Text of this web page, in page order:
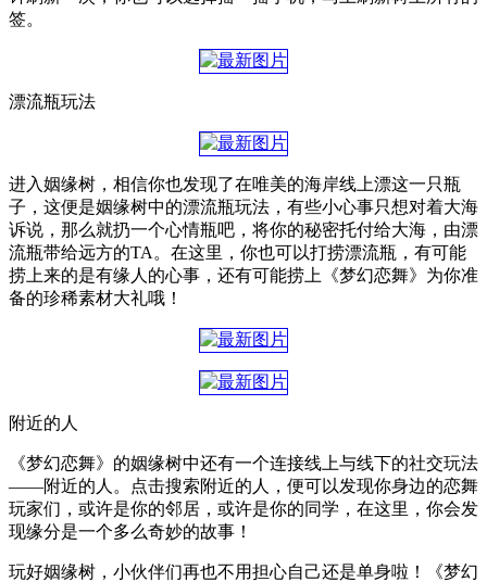
签。
漂流瓶玩法
进入姻缘树，相信你也发现了在唯美的海岸线上漂这一只瓶
子，这便是姻缘树中的漂流瓶玩法，有些小心事只想对着大海
诉说，那么就扔一个心情瓶吧，将你的秘密托付给大海，由漂
流瓶带给远方的TA。在这里，你也可以打捞漂流瓶，有可能
捞上来的是有缘人的心事，还有可能捞上《梦幻恋舞》为你准
备的珍稀素材大礼哦！
附近的人
《梦幻恋舞》的姻缘树中还有一个连接线上与线下的社交玩法
——附近的人。点击搜索附近的人，便可以发现你身边的恋舞
玩家们，或许是你的邻居，或许是你的同学，在这里，你会发
现缘分是一个多么奇妙的故事！
玩好姻缘树，小伙伴们再也不用担心自己还是单身啦！《梦幻